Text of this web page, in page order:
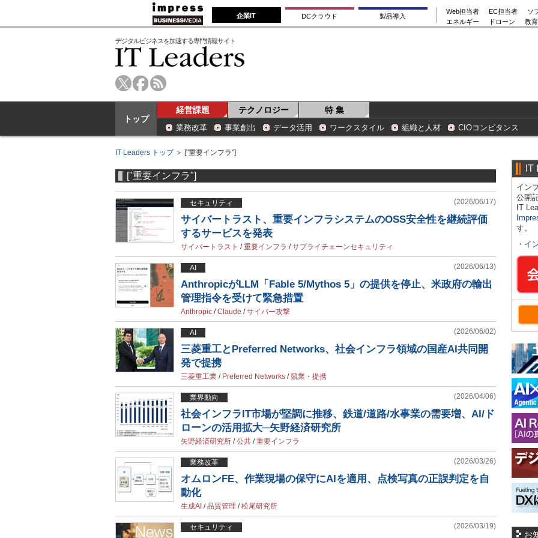
企業IT DCクラウド 製品導入
Web担当者 EC担当者
ソ
エネルギー
ドローン 教
デジタルビジネスを加速する専門情報サイト
トップ
経営課題 テクノロジー 特 集
業務改革 事業創出 データ活用 ワークスタイル 組織と人材 CIOコンピタンス
IT Leaders トップ＞ ["重要インフラ"]
["重要インフラ"]
セキュリティ (2026/06/17)
サイバートラスト、重要インフラシステムのOSS安全性を継続評価
するサービスを発表
サイバートラスト /重要インフラ /サプライチェーンセキュリティ
AI (2026/06/13)
AnthropicがLLM「Fable 5/Mythos 5」の提供を停止、米政府の輸出
管理指令を受けて緊急措置
Anthropic /Claude /サイバー攻撃
AI (2026/06/02)
三菱重工とPreferred Networks、社会インフラ領域の国産AI共同開
発で提携
三菱重工業 / Preferred Networks /競業・提携
業界動向 (2026/04/06)
社会インフラIT市場が堅調に推移、鉄道/道路/水事業の需要増、AI/ド
ローンの活用拡大─矢野経済研究所
矢野経済研究所 /公共 /重要インフラ
業務改革 (2026/03/26)
オムロンFE、作業現場の保守にAIを適用、点検写真の正誤判定を自
動化
生成AI /品質管理 /松尾研究所
セキュリティ (2026/03/19)
IT
イン
公開
IT
す。
・ イ
お